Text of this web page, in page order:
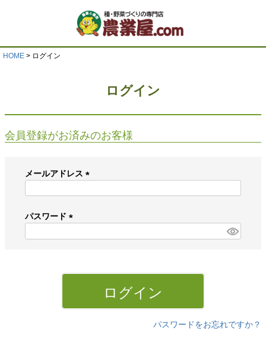
HOME ログイン
ログイン
会員登録がお済みのお客様
メールアドレス
)
パスワード
ログイン
パスワードをお忘れですか？